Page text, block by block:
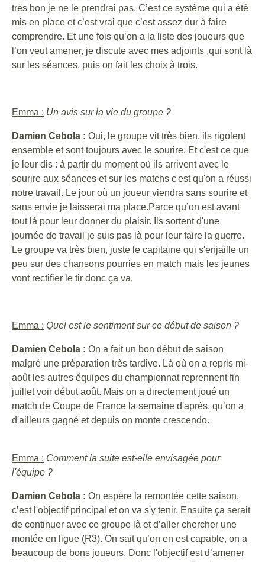
très bon je ne le prendrai pas. C’est ce système qui a été
mis en place et c’est vrai que c’est assez dur à faire
comprendre. Et une fois qu’on a la liste des joueurs que
l’on veut amener, je discute avec mes adjoints ,qui sont là
sur les séances, puis on fait les choix à trois.
Emma : Un avis sur la vie du groupe ?
Damien Cebola : Oui, le groupe vit très bien, ils rigolent
ensemble et sont toujours avec le sourire. Et c'est ce que
je leur dis : à partir du moment où ils arrivent avec le
sourire aux séances et sur les matchs c'est qu'on a réussi
notre travail. Le jour où un joueur viendra sans sourire et
sans envie je laisserai ma place.Parce qu’on est avant
tout là pour leur donner du plaisir. Ils sortent d'une
journée de travail je suis pas là pour leur faire la guerre.
Le groupe va très bien, juste le capitaine qui s'enjaille un
peu sur des chansons pourries en match mais les jeunes
vont rectifier le tir donc ça va.
Emma : Quel est le sentiment sur ce début de saison ?
Damien Cebola : On a fait un bon début de saison
malgré une préparation très tardive. Là où on a repris mi-
août les autres équipes du championnat reprennent fin
juillet voir début août. Mais on a directement joué un
match de Coupe de France la semaine d'après, qu’on a
d'ailleurs gagné et depuis on monte crescendo.
Emma : Comment la suite est-elle envisagée pour
l'équipe ?
Damien Cebola : On espère la remontée cette saison,
c’est l'objectif principal et on va s'y tenir. Ensuite ça serait
de continuer avec ce groupe là et d’aller chercher une
montée en ligue (R3). On sait qu’on en est capable, on a
beaucoup de bons joueurs. Donc l'objectif est d’amener